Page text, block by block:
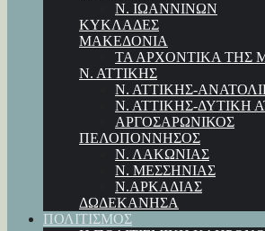
Ν. ΙΩΑΝΝΙΝΩΝ
ΚΥΚΛΑΔΕΣ
ΜΑΚΕΔΟΝΙΑ
ΤΑ ΑΡΧΟΝΤΙΚΑ ΤΗΣ
Ν. ΑΤΤΙΚΗΣ
Ν. ΑΤΤΙΚΗΣ-
Ν. ΑΤΤΙΚΗΣ-ΔΥΤΙΚΗ
ΑΡΓΟΣΑΡΩΝΙΚΟΣ
ΠΕΛΟΠΟΝΝΗΣΟΣ
Ν. ΛΑΚΩΝΙΑΣ
Ν. ΜΕΣΣΗΝΙΑΣ
Ν.ΑΡΚΑΔΙΑΣ
ΔΩΔΕΚΑΝΗΣΑ
ΠΟΛΙΤΙΣΜΟΣ